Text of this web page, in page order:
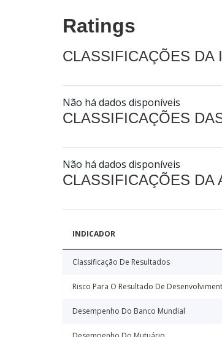
Ratings
CLASSIFICAÇÕES DA
Não há dados disponíveis
CLASSIFICAÇÕES
Não há dados disponíveis
CLASSIFICAÇÕES DA
INDICADOR
Classificação De Resultados
Risco Para O Resultado De
Desempenho Do Banco Mundial